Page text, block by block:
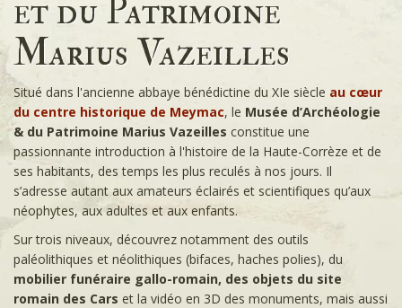
et du Patrimoine
Marius Vazeilles
Situé dans l'ancienne abbaye bénédictine du XIe siècle au cœur
du centre historique de Meymac, le Musée d’Archéologie
& du Patrimoine Marius Vazeilles constitue une
passionnante introduction à l'histoire de la Haute-Corrèze et de
ses habitants, des temps les plus reculés à nos jours. Il
s’adresse autant aux amateurs éclairés et scientifiques qu’aux
néophytes, aux adultes et aux enfants.
Sur trois niveaux, découvrez notamment des outils
paléolithiques et néolithiques (bifaces, haches polies), du
mobilier funéraire gallo-romain, des objets du site
romain des Cars et la vidéo en 3D des monuments, mais aussi